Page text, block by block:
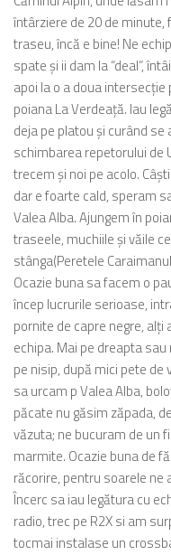
întârziere de 20 de
traseu, încă e bine! Ne
spate și ii dam la “deal”,
apoi la o a doua
poiana La Verdeață. Iau
deja pe platou și curând se
schimbarea repetorului de
trecem și noi pe acolo.
dar e foarte cald, speram
Valea Alba. Ajungem în
traseele, muchiile și văile
stânga(Peretele
Ocazie buna sa facem o
încep lucrurile serioase,
pornite de capre negre, alți
echipa. Mai pe dreapta
pe nisip, după mici pete
sa urcam p Valea Alba,
păcate nu găsim zăpada,
văzuta; ne bucuram de un
marmite. Ocazie buna de
răcorire, pentru soarele ne
Încerc sa iau legătura cu
radio, trec pe R2X si am
tocmai instalase un